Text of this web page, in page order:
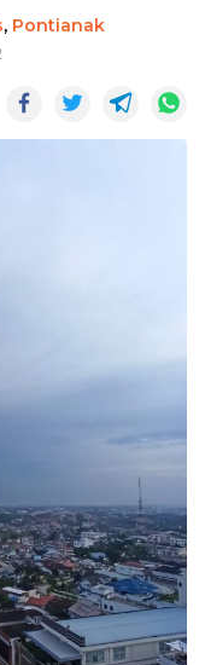
, Pontianak